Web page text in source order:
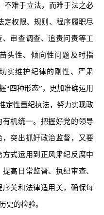
不难于立法，而难于法之必
定权限、规则、程序履职尽
审查调查、追责问责等工
头性、倾向性问题及时指
实维护纪律的刚性、严肃
“四种形态”，更加准确运用
定性量纪执法，努力实现政
机统一。把握好党的领导
突出抓好政治监督，又要
式运用到正风肃纪反腐中
高日常监督、执纪审查、
关和法律适用关，确保每
史的检验。